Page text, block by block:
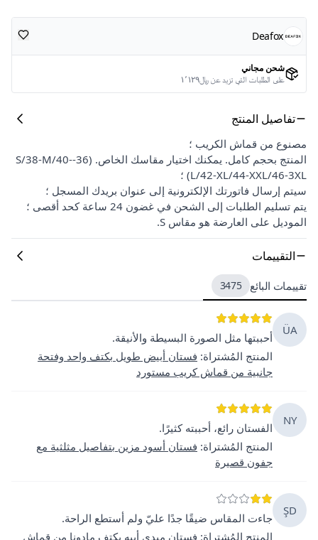
Deafox
شحن مجاني
على الطلبات التي تزيد عن ﷼١٬١٢٩
تفاصيل المنتج
مصنوع من قماش الكريب ؛
المنتج بحجم كامل. يمكنك اختيار مقاسك الخاص. (36-S/38-M/40-
L/42-XL/44-XXL/46-3XL) ؛
سيتم إرسال فاتورتك الإلكترونية إلى عنوان بريدك المسجل ؛
يتم تسليم الطلبات إلى الشحن في غضون 24 ساعة كحد أقصى ؛
الموديل على العارضة هو مقاس S.
التقييمات
تقييمات البائع 3475
ÜA
أحببتها مثل الصورة البسيطة والأنيقة.
المنتج المُشتراة: فستان أبيض طويل بكتف واحد وفتحة
جانبية من قماش كريب مستورد
NY
الفستان رائع، أحببته كثيرًا.
المنتج المُشتراة: فستان أسود مزين بتفاصيل مثلثية مع
جفون قصيرة
ŞD
جاءت المقاس ضيقًا جدًا عليّ ولم أستطع الراحة.
المنتج المُشتراة: فستان ميدي أبيه بكتف مادونا من قماش